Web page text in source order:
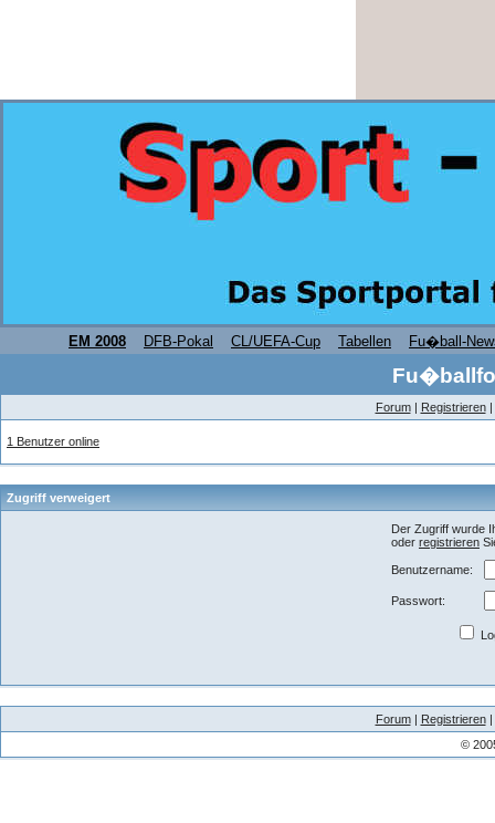
EM 2008 DFB-Pokal CL/UEFA-Cup Tabellen Fu�ball-
Forum| Registrieren|
1 Benutzer online
Zugriff verweigert
Der Zugriff wurde
oder registrieren
Benutzername:
Passwort:
Forum| Registrieren|
©